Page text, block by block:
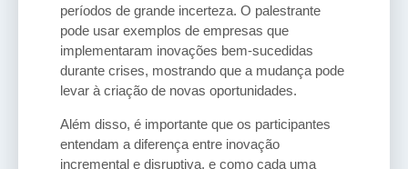
períodos de grande incerteza. O palestrante
pode usar exemplos de empresas que
implementaram inovações bem-sucedidas
durante crises, mostrando que a mudança pode
levar à criação de novas oportunidades.
Além disso, é importante que os participantes
entendam a diferença entre inovação
incremental e disruptiva, e como cada uma